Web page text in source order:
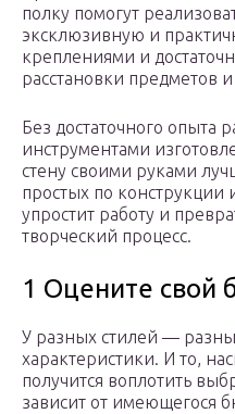
полку помогут
эксклюзивную и
креплениями и
расстановки предметов и
Без достаточного опыта
инструментами
стену своими руками
простых по конструкции
упростит работу и
творческий процесс.
1 Оцените свой
У разных стилей —
характеристики. И то,
получится воплотить
зависит от имеющегося